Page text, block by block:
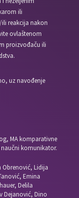
ili
reakcija nakon
ovlaštenom
proizvođaču ili
uz navođenje
MA komparativne
komunikator.
Obrenović, Lidija
Emina
Delila
Dejanović, Dino